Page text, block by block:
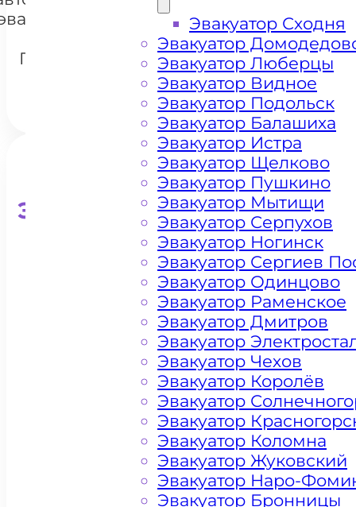
Перово
Эвакуатор для
Эвакуатор Сходня
Эвакуатор
Эвакуатор Люберцы
Эвакуатор Видное
Эвакуатор Подольск
Эвакуатор Балашиха
Эвакуатор Истра
Эвакуатор Щелково
Эвакуатор Пушкино
Эвакуатор Мытищи
Эвакуатор Серпухов
Эвакуатор Ногинск
Эвакуатор Сергиев
Эвакуатор Одинцово
Эвакуатор Раменское
Эвакуатор Дмитров
Эвакуатор
Эвакуатор Чехов
Эвакуатор Королёв
Эвакуатор
Эвакуатор
Эвакуатор Коломна
Эвакуатор Жуковский
Эвакуатор Наро-
Эвакуатор Бронницы